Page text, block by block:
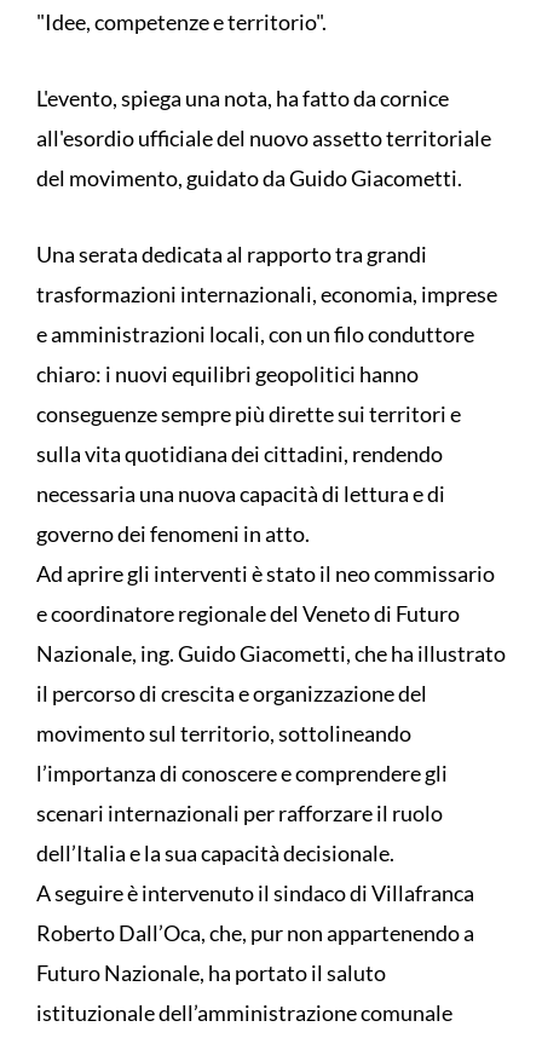
"Idee, competenze e territorio".
L'evento, spiega una nota, ha fatto da cornice
all'esordio ufficiale del nuovo assetto territoriale
del movimento, guidato da Guido Giacometti.
Una serata dedicata al rapporto tra grandi
trasformazioni internazionali, economia, imprese
e amministrazioni locali, con un filo conduttore
chiaro: i nuovi equilibri geopolitici hanno
conseguenze sempre più dirette sui territori e
sulla vita quotidiana dei cittadini, rendendo
necessaria una nuova capacità di lettura e di
governo dei fenomeni in atto.
Ad aprire gli interventi è stato il neo commissario
e coordinatore regionale del Veneto di Futuro
Nazionale, ing. Guido Giacometti, che ha illustrato
il percorso di crescita e organizzazione del
movimento sul territorio, sottolineando
l’importanza di conoscere e comprendere gli
scenari internazionali per rafforzare il ruolo
dell’Italia e la sua capacità decisionale.
A seguire è intervenuto il sindaco di Villafranca
Roberto Dall’Oca, che, pur non appartenendo a
Futuro Nazionale, ha portato il saluto
istituzionale dell’amministrazione comunale